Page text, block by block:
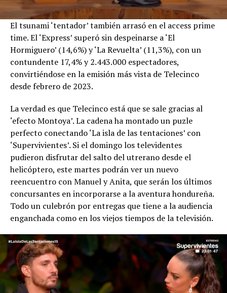
El tsunami ‘tentador’ también arrasó en el access prime
time. El ‘Express’ superó sin despeinarse a ‘El
Hormiguero’ (14,6%) y ‘La Revuelta’ (11,3%), con un
contundente 17,4% y 2.443.000 espectadores,
convirtiéndose en la emisión más vista de Telecinco
desde febrero de 2023.
La verdad es que Telecinco está que se sale gracias al
‘efecto Montoya’. La cadena ha montado un puzle
perfecto conectando ‘La isla de las tentaciones’ con
‘Supervivientes’. Si el domingo los televidentes
pudieron disfrutar del salto del utrerano desde el
helicóptero, este martes podrán ver un nuevo
reencuentro con Manuel y Anita, que serán los últimos
concursantes en incorporarse a la aventura hondureña.
Todo un culebrón por entregas que tiene a la audiencia
enganchada como en los viejos tiempos de la televisión.